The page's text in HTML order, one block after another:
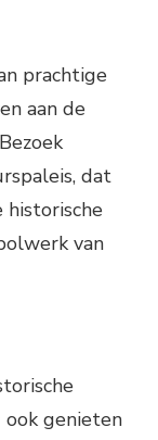
prachtige
aan de
dat
historische
van
genieten